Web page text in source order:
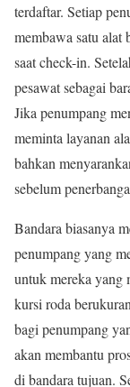
terdaftar. Setiap
membawa satu alat
saat check-in.
pesawat sebagai
Jika penumpang
meminta layanan
bahkan
sebelum
Bandara biasanya
penumpang yang
untuk mereka yang
kursi roda
bagi penumpang
akan membantu
di bandara tujuan.